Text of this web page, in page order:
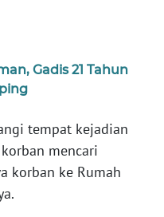
Gadis 21 Tahun
tempat kejadian
mencari
korban ke Rumah